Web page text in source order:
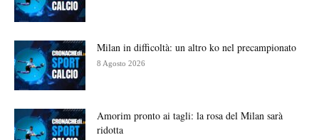
Milan in difficoltà: un altro ko nel precampionato
8 Agosto 2026
Amorim pronto ai tagli: la rosa del Milan sarà
ridotta